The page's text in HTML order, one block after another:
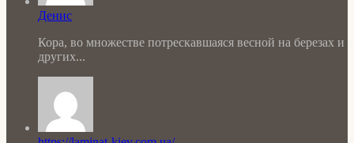
Денис
Кора, во множестве потрескавшаяся весной на березах и
других...